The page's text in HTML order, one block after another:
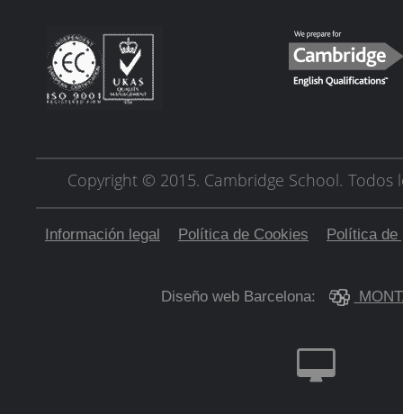
Copyright © 2015. Cambridge School. Todos
Información legal Política de Cookies Política de
Diseño web Barcelona: